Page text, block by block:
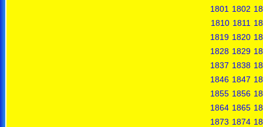
1801 1802
1810 1811
1819 1820
1828 1829
1837 1838
1846 1847
1855 1856
1864 1865
1873 1874